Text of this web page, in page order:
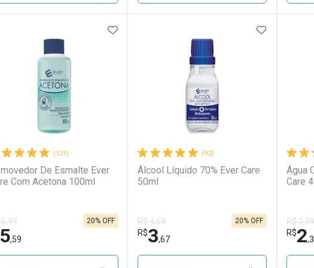
FECHAR
Ativar Desconto
FECHAR
Menos
FECHAR
Laboratório
Ativar Desconto
FECHAR
Por Menos
Comprar 4 unidades
Por R$ 3,19/cada
(121)
De Esmalte Ever
Com Acetona 100ml
5,59
20% OFF
ADICIONAR AOS FAVORITOS
(92)
Álcool Líquido 70% Ever Care
50ml
R$ 4,59
R$3,67
20% OFF
ADICIONAR
Água
Care
R$ 2,99
R$2